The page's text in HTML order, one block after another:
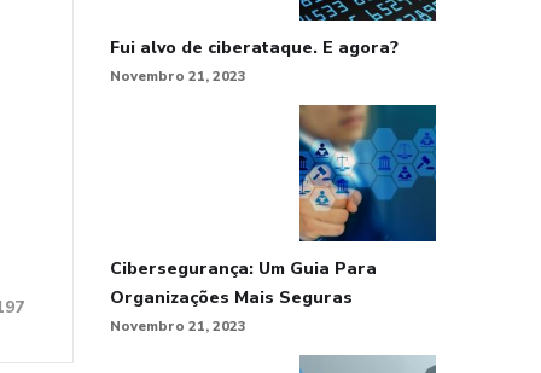
Fui alvo de ciberataque. E agora?
Novembro 21, 2023
Cibersegurança: Um Guia Para
Organizações Mais Seguras
Novembro 21, 2023